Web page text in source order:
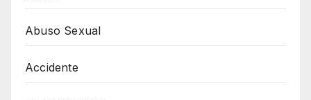
Abuso Sexual
Accidente